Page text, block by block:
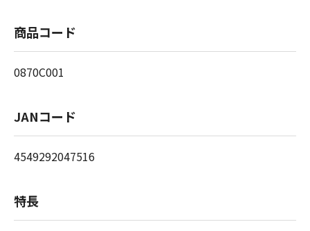
商品コード
0870C001
JANコード
4549292047516
特長